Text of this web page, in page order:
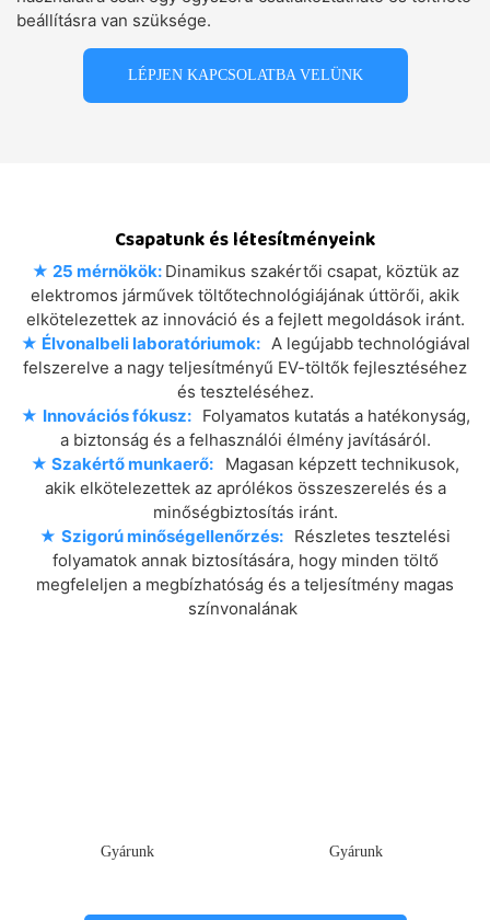
beállításra van szüksége.
LÉPJEN KAPCSOLATBA VELÜNK
Csapatunk és létesítményeink
★ 25 mérnökök: Dinamikus szakértői csapat, köztük az
elektromos járművek töltőtechnológiájának úttörői, akik
elkötelezettek az innováció és a fejlett megoldások iránt.
★ Élvonalbeli laboratóriumok: A legújabb technológiával
felszerelve a nagy teljesítményű EV-töltők fejlesztéséhez
és teszteléséhez.
★ Innovációs fókusz: Folyamatos kutatás a hatékonyság,
a biztonság és a felhasználói élmény javításáról.
★ Szakértő munkaerő:
Magasan képzett technikusok,
akik elkötelezettek az aprólékos összeszerelés és a
minőségbiztosítás iránt.
★ Szigorú minőségellenőrzés: Részletes tesztelési
folyamatok annak biztosítására, hogy minden töltő
megfeleljen a megbízhatóság és a teljesítmény magas
színvonalának
Gyárunk Gyárunk